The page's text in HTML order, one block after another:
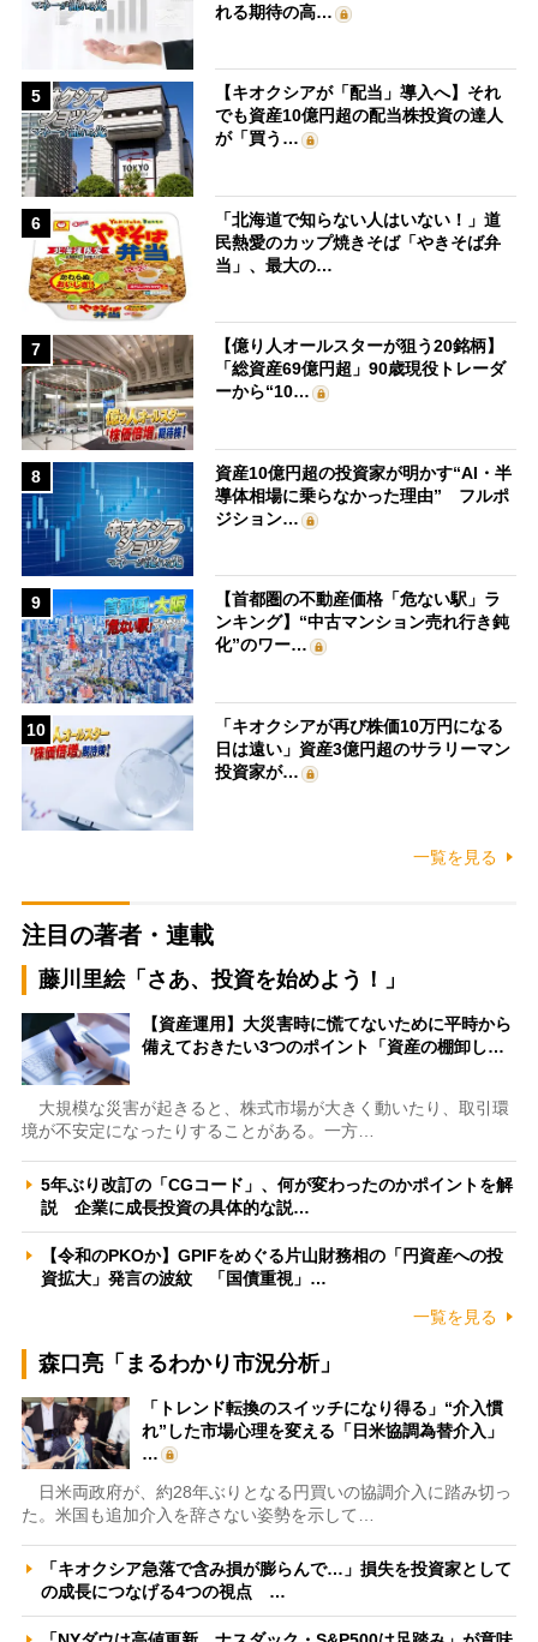
れる期待の高…
5
【キオクシアが「配当」導入へ】それ
でも資産10億円超の配当株投資の達人
が「買う…
6
「北海道で知らない人はいない！」道
民熱愛のカップ焼きそば「やきそば弁
当」、最大の…
7
【億り人オールスターが狙う20銘柄】
「総資産69億円超」90歳現役トレーダ
ーから“10…
8
資産10億円超の投資家が明かす“AI・半
導体相場に乗らなかった理由” フルポ
ジション…
9
【首都圏の不動産価格「危ない駅」ラ
ンキング】“中古マンション売れ行き鈍
化”のワー…
10
「キオクシアが再び株価10万円になる
日は遠い」資産3億円超のサラリーマン
投資家が…
一覧を見る
注目の著者・連載
藤川里絵「さあ、投資を始めよう！」
【資産運用】大災害時に慌てないために平時から
備えておきたい3つのポイント「資産の棚卸し…
大規模な災害が起きると、株式市場が大きく動いたり、取引環
境が不安定になったりすることがある。一方…
5年ぶり改訂の「CGコード」、何が変わったのかポイントを解
説 企業に成長投資の具体的な説…
【令和のPKOか】GPIFをめぐる片山財務相の「円資産への投
資拡大」発言の波紋 「国債重視」…
一覧を見る
森口亮「まるわかり市況分析」
「トレンド転換のスイッチになり得る」“介入慣
れ”した市場心理を変える「日米協調為替介入」
…
日米両政府が、約28年ぶりとなる円買いの協調介入に踏み切っ
た。米国も追加介入を辞さない姿勢を示して…
「キオクシア急落で含み損が膨らんで…」損失を投資家として
の成長につなげる4つの視点 …